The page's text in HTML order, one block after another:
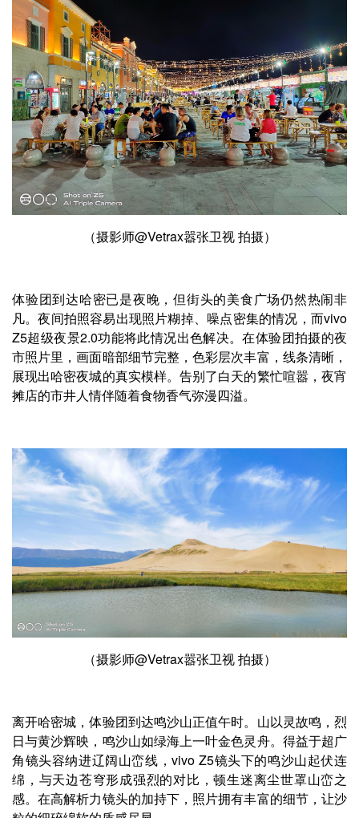
（摄影师@Vetrax嚣张卫视 拍摄）
体验团到达哈密已是夜晚，但街头的美食广场仍然热闹非
凡。夜间拍照容易出现照片糊掉、噪点密集的情况，而vivo
Z5超级夜景2.0功能将此情况出色解决。在体验团拍摄的夜
市照片里，画面暗部细节完整，色彩层次丰富，线条清晰，
展现出哈密夜城的真实模样。告别了白天的繁忙喧嚣，夜宵
摊店的市井人情伴随着食物香气弥漫四溢。
（摄影师@Vetrax嚣张卫视 拍摄）
离开哈密城，体验团到达鸣沙山正值午时。山以灵故鸣，烈
日与黄沙辉映，鸣沙山如绿海上一叶金色灵舟。得益于超广
角镜头容纳进辽阔山峦线，vivo Z5镜头下的鸣沙山起伏连
绵，与天边苍穹形成强烈的对比，顿生迷离尘世罩山峦之
感。在高解析力镜头的加持下，照片拥有丰富的细节，让沙